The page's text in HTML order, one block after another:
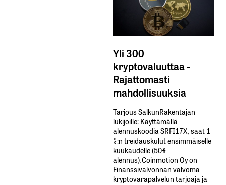
Yli 300
kryptovaluuttaa -
Rajattomasti
mahdollisuuksia
Tarjous SalkunRakentajan
lukijoille: Käyttämällä​ ​
alennuskoodia​ ​SRFI17X,​ ​saat​ ​1
%:n treidauskulut​ ​ensimmäiselle​ ​
kuukaudelle​ ​(50%​ ​
alennus).Coinmotion Oy on
Finanssivalvonnan valvoma
kryptovarapalvelun tarjoaja ja